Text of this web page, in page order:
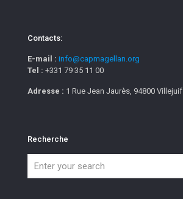
Contacts:
E-mail : info@capmagellan.org
Tel : +331 79 35 11 00
Adresse : 1 Rue Jean Jaurès, 94800 Villejuif
Recherche